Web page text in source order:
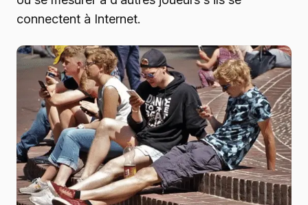
connectent à Internet.